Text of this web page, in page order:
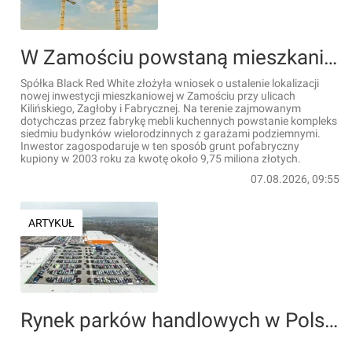
W Zamościu powstaną mieszkania zamiast fabryki mebli znanej, polskiej firmy. Black Red White wybuduje osiedle z 7 budynkami
Spółka Black Red White złożyła wniosek o ustalenie lokalizacji
nowej inwestycji mieszkaniowej w Zamościu przy ulicach
Kilińskiego, Zagłoby i Fabrycznej. Na terenie zajmowanym
dotychczas przez fabrykę mebli kuchennych powstanie kompleks
siedmiu budynków wielorodzinnych z garażami podziemnymi.
Inwestor zagospodaruje w ten sposób grunt pofabryczny
kupiony w 2003 roku za kwotę około 9,75 miliona złotych.
07.08.2026, 09:55
ARTYKUŁ
Rynek parków handlowych w Polsce rośnie: Transakcje o wartości ponad 460 mln euro i fala nowych inwestycji